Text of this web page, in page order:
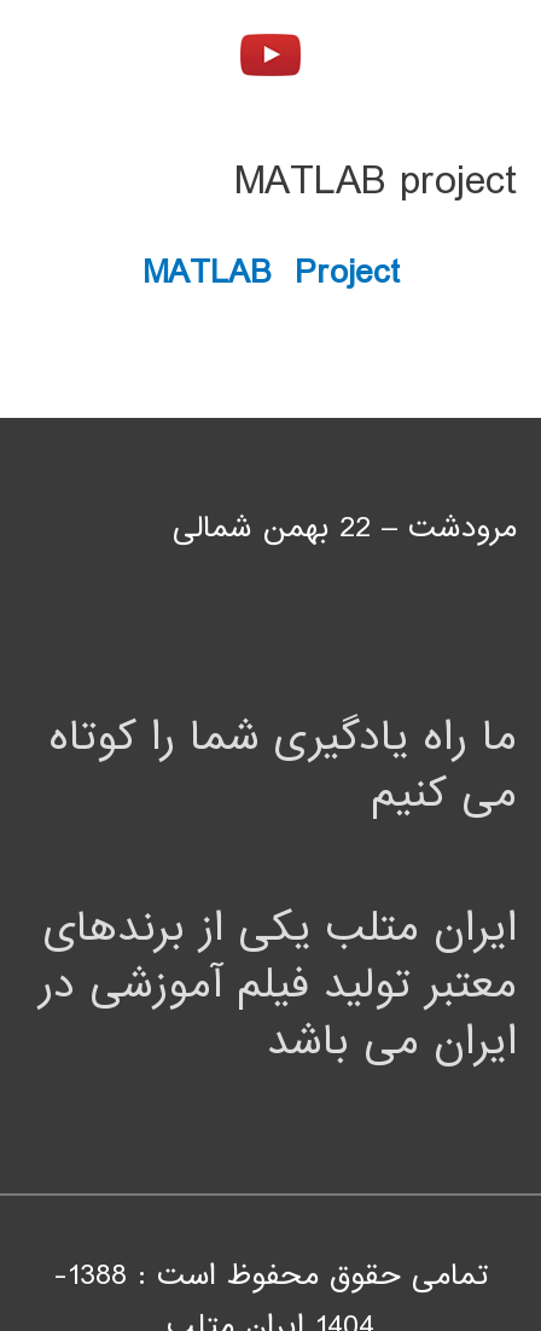
MATLAB project
MATLAB Project
مرودشت – 22 بهمن شمالی
ما راه یادگیری شما را کوتاه
می کنیم
ایران متلب یکی از برندهای
معتبر تولید فیلم آموزشی در
ایران می باشد
تمامی حقوق محفوظ است : 1388-